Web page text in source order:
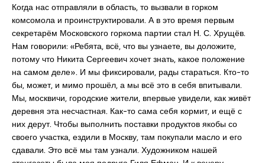
Когда нас отправляли в область, то вызвали в горком
комсомола и проинструктировали. А в это время первым
секретарём Московского горкома партии стал Н. С. Хрущёв.
Нам говорили: «Ребята, всё, что вы узнаете, вы доложите,
потому что Никита Сергеевич хочет знать, какое положение
на самом деле». И мы фиксировали, рады стараться. Кто-то
бы, может, и мимо прошёл, а мы всё это в себя впитывали.
Мы, москвичи, городские жители, впервые увидели, как живёт
деревня эта несчастная. Как-то сама себя кормит, и ещё с
них дерут. Чтобы выполнить поставки продуктов якобы со
своего участка, ездили в Москву, там покупали масло и его
сдавали. Это всё мы там узнали. Художником нашей